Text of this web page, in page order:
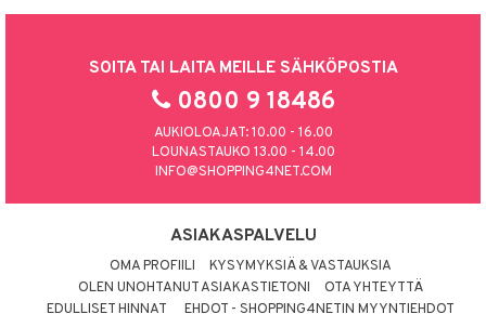
SOITA TAI LAITA MEILLE SÄHKÖPOSTIA
0800 9 18486
AUKIOLOAJAT: 10.00 - 16.00
LOUNASTAUKO 13.00 - 14.00
INFO@SHOPPING4NET.COM
ASIAKASPALVELU
OMA PROFIILI
KYSYMYKSIÄ & VASTAUKSIA
OLEN UNOHTANUT ASIAKASTIETONI
OTA YHTEYTTÄ
EDULLISET HINNAT
EHDOT - SHOPPING4NETIN MYYNTIEHDOT